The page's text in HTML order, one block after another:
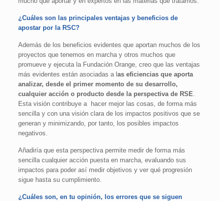
¿Cuáles son las principales ventajas y beneficios de
apostar por la RSC?
Además de los beneficios evidentes que aportan muchos de los
proyectos que tenemos en marcha y otros muchos que
promueve y ejecuta la Fundación Orange, creo que las ventajas
más evidentes están asociadas a las eficiencias que aporta
analizar, desde el primer momento de su desarrollo,
cualquier acción o producto desde la perspectiva de RSE
Esta visión contribuye a hacer mejor las cosas, de forma más
sencilla y con una visión clara de los impactos positivos que se
generan y minimizando, por tanto, los posibles impactos
negativos.
Añadiría que esta perspectiva permite medir de forma más
sencilla cualquier acción puesta en marcha, evaluando sus
impactos para poder así medir objetivos y ver qué progresión
sigue hasta su cumplimiento.
¿Cuáles son, en tu opinión, los errores que se siguen